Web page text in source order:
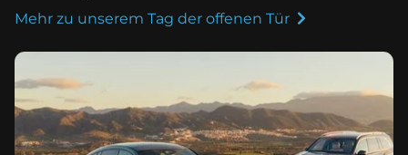
Mehr zu unserem Tag der offenen Tür